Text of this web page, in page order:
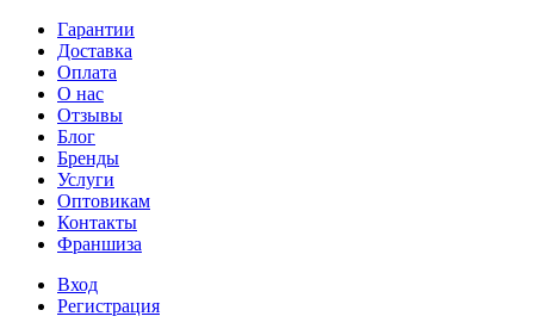
Гарантии
Доставка
Оплата
О нас
Отзывы
Блог
Бренды
Услуги
Оптовикам
Контакты
Франшиза
Вход
Регистрация